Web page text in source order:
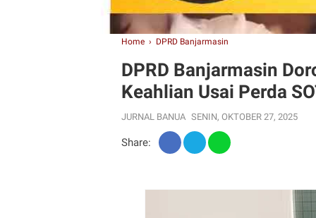
Home › DPRD Banjarmasin
DPRD Banjarmasin
Keahlian Usai Perda
JURNAL BANUA SENIN, OKTOBER 27, 2025
Share: